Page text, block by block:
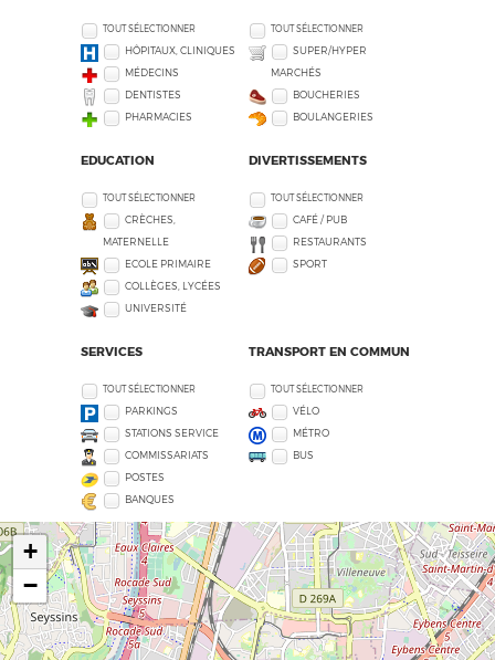
TOUT SÉLECTIONNER
HÔPITAUX, CLINIQUES
MÉDECINS
DENTISTES
PHARMACIES
TOUT SÉLECTIONNER
SUPER/HYPER
MARCHÉS
BOUCHERIES
BOULANGERIES
EDUCATION
TOUT SÉLECTIONNER
CRÈCHES,
MATERNELLE
ECOLE PRIMAIRE
COLLÈGES, LYCÉES
UNIVERSITÉ
DIVERTISSEMENTS
TOUT SÉLECTIONNER
CAFÉ / PUB
RESTAURANTS
SPORT
SERVICES
TOUT SÉLECTIONNER
PARKINGS
STATIONS SERVICE
COMMISSARIATS
POSTES
BANQUES
TRANSPORT EN COMMUN
TOUT SÉLECTIONNER
VÉLO
MÉTRO
BUS
+
−